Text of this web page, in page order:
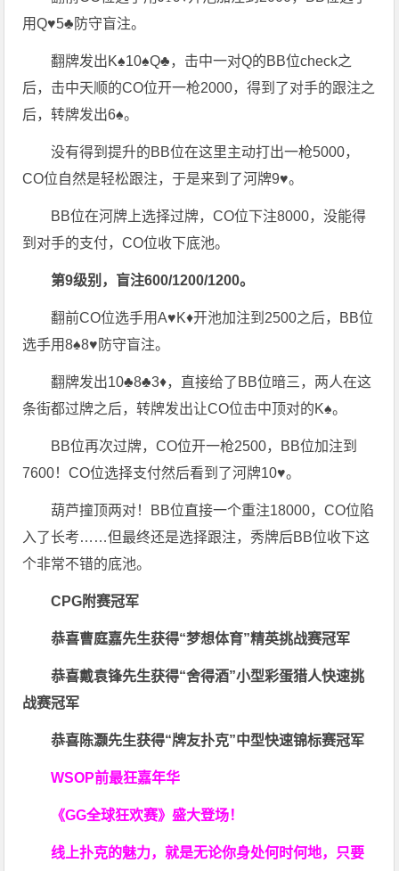
用Q♥️5♣️防守盲注。
翻牌发出K♠️10♠️Q♣️，击中一对Q的BB位check之
后，击中天顺的CO位开一枪2000，得到了对手的跟注之
后，转牌发出6♠️。
没有得到提升的BB位在这里主动打出一枪5000，
CO位自然是轻松跟注，于是来到了河牌9♥️。
BB位在河牌上选择过牌，CO位下注8000，没能得
到对手的支付，CO位收下底池。
第9级别，盲注600/1200/1200。
翻前CO位选手用A♥️K♦️开池加注到2500之后，BB位
选手用8♠️8♥️防守盲注。
翻牌发出10♣️8♣️3♦️，直接给了BB位暗三，两人在这
条街都过牌之后，转牌发出让CO位击中顶对的K♠️。
BB位再次过牌，CO位开一枪2500，BB位加注到
7600！CO位选择支付然后看到了河牌10♥️。
葫芦撞顶两对！BB位直接一个重注18000，CO位陷
入了长考……但最终还是选择跟注，秀牌后BB位收下这
个非常不错的底池。
CPG附赛冠军
恭喜曹庭嘉先生获得“梦想体育”精英挑战赛冠军
恭喜戴袁锋先生获得“舍得酒”小型彩蛋猎人快速挑
战赛冠军
恭喜陈灏先生获得“牌友扑克”中型快速锦标赛冠军
WSOP前最狂嘉年华
《GG全球狂欢赛》盛大登场！
线上扑克的魅力，就是无论你身处何时何地，只要